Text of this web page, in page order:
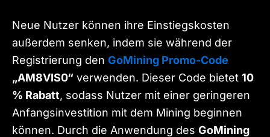
Neue Nutzer können ihre Einstiegskosten
außerdem senken, indem sie während der
Registrierung den GoMining Promo-Code
„AM8VIS0“ verwenden. Dieser Code bietet 10
% Rabatt, sodass Nutzer mit einer geringeren
Anfangsinvestition mit dem Mining beginnen
können. Durch die Anwendung des GoMining